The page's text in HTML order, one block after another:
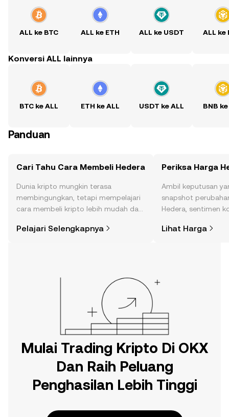
ALL ke BTC ALL ke ETH ALL ke USDT ALL ke
Konversi ALL lainnya
BTC ke ALL ETH ke ALL USDT ke ALL BNB
Panduan
Cari Tahu Cara Membeli Hedera
Dunia kripto mungkin terasa
membingungkan, tetapi mempelajari
cara membeli kripto lebih mudah dari
di aplikasi seluler OKX, atau di sini di
Pelajari Selengkapnya
Periksa Harga
Ambil keputusan
snapshot
Hedera, sentimen
Lihat Harga
Mulai Trading Kripto Di OKX
Dan Raih Peluang
Penghasilan Lebih Tinggi